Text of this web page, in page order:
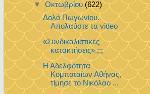
▼ Οκτωβρίου (622)
Δολό Πωγωνίου.
Απολαύστε τα video
«Συνδικαλιστικές
κατακτήσεις».;;;
Η Αδελφότητα
Κομποταίων Αθήνας,
τίμησε το Νικόλαο ...